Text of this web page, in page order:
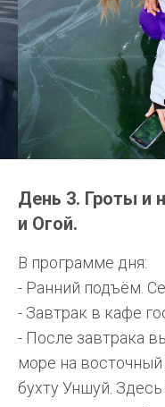
День 3. Гроты и
и Огой.
В программе дня:
- Ранний подъём.
- Завтрак в кафе
- После завтрака
море на
бухту Уншуй.